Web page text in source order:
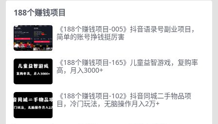
188个赚钱项目
《188个赚钱项目-005》抖音语录号副业项目，
简单的账号挣钱挺厉害
《188个赚钱项目-165》儿童益智游戏，复购率
高，月入3000+
《188个赚钱项目-102》抖音同城二手物品项
目，冷门玩法，无脑操作月入2万+